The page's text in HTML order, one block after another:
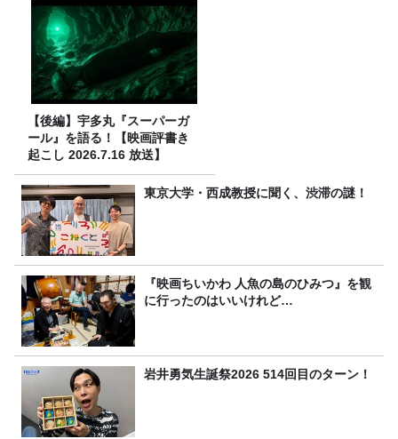
【後編】宇多丸『スーパーガ
ール』を語る！【映画評書き
起こし 2026.7.16 放送】
東京大学・西成教授に聞く、渋滞の謎！
『映画ちいかわ 人魚の島のひみつ』を観
に行ったのはいいけれど…
岩井勇気生誕祭2026 514回目のターン！